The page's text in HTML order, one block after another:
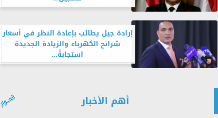
إرادة جيل يطالب بإعادة النظر في أسعار
شرائح الكهرباء والزيادة الجديدة
استجابةً...
أهم الأخبار